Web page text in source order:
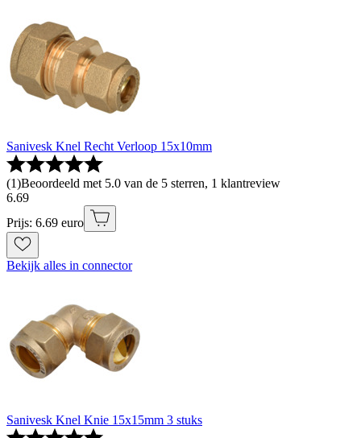
Sanivesk Knel Recht Verloop 15x10mm
(1)Beoordeeld met 5.0 van de 5 sterren, 1 klantreview
6.69
Prijs: 6.69 euro
Bekijk alles in connector
Sanivesk Knel Knie 15x15mm 3 stuks